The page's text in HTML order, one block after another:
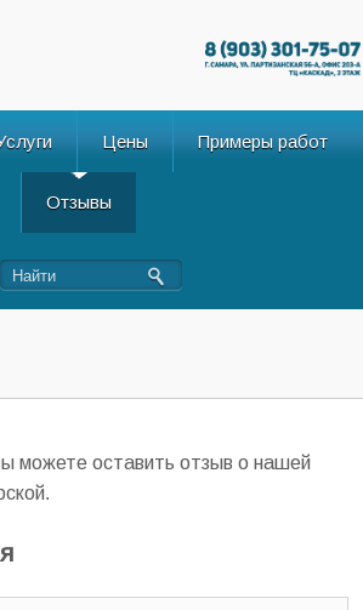
Цены Примеры работ
Отзывы
можете оставить отзыв о нашей